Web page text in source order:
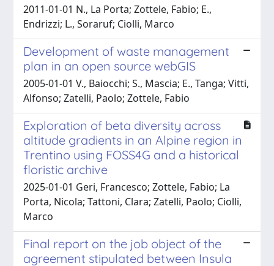
2011-01-01 N., La Porta; Zottele, Fabio; E.,
Endrizzi; L., Soraruf; Ciolli, Marco
Development of waste management
plan in an open source webGIS
2005-01-01 V., Baiocchi; S., Mascia; E., Tanga; Vitti,
Alfonso; Zatelli, Paolo; Zottele, Fabio
Exploration of beta diversity across
altitude gradients in an Alpine region in
Trentino using FOSS4G and a historical
floristic archive
2025-01-01 Geri, Francesco; Zottele, Fabio; La
Porta, Nicola; Tattoni, Clara; Zatelli, Paolo; Ciolli,
Marco
Final report on the job object of the
agreement stipulated between Insula